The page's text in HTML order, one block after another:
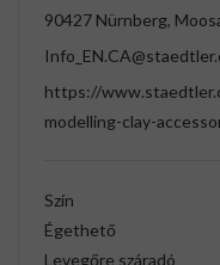
90427 Nürnberg,
https://
modelling-clay-
Szín
Égethető
Levegőre száradó